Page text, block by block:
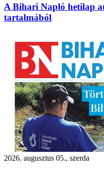
A Bihari Napló hetilap
tartalmából
2026. augusztus 05., szerda